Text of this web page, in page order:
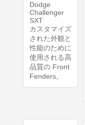
Dodge
Challenger
SXT
カスタマイズ
された外観と
性能のために
使用される高
品質の Front
Fenders。